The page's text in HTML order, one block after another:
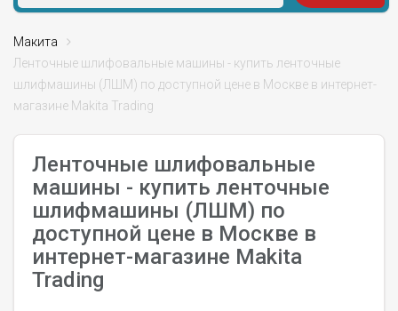
Макита
Ленточные шлифовальные машины - купить ленточные
шлифмашины (ЛШМ) по доступной цене в Москве в интернет-
магазине Makita Trading
Ленточные шлифовальные
машины - купить ленточные
шлифмашины (ЛШМ) по
доступной цене в Москве в
интернет-магазине Makita
Trading